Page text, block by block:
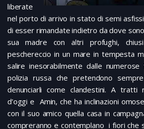
liberate
nel porto di arrivo in stato di semi
di esser rimandate indietro da dove
sua madre con altri profughi,
peschereccio in un mare in tempesta
salire inesorabilmente dalle
polizia russa che pretendono
denunciarli come clandestini. A tratti
d’oggi e Amin, che ha inclinazioni
con il suo amico quella casa in
compreranno e contemplano i fiori che